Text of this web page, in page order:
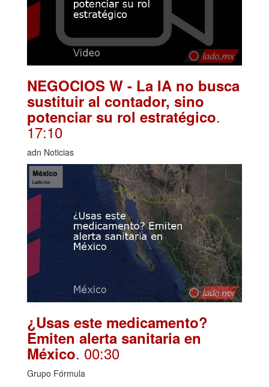
NEGOCIOS W - La IA no busca
sustituir al contador, sino
potenciar su rol estratégico.
17:10
adn Noticias
¿Usas este medicamento?
Emiten alerta sanitaria en
México. 00:30
Grupo Fórmula